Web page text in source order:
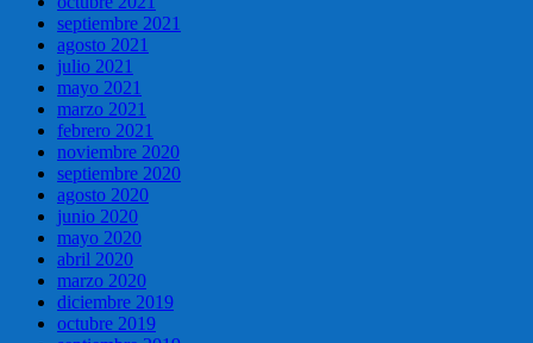
septiembre 2021
agosto 2021
julio 2021
mayo 2021
marzo 2021
febrero 2021
noviembre 2020
septiembre 2020
agosto 2020
junio 2020
mayo 2020
abril 2020
marzo 2020
diciembre 2019
octubre 2019